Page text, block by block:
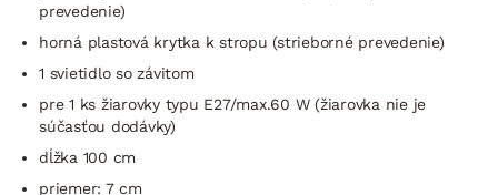
prevedenie)
horná plastová krytka k stropu (strieborné prevedenie)
1 svietidlo so závitom
pre 1 ks žiarovky typu E27/max.60 W (žiarovka nie je
súčasťou dodávky)
dĺžka 100 cm
priemer: 7 cm